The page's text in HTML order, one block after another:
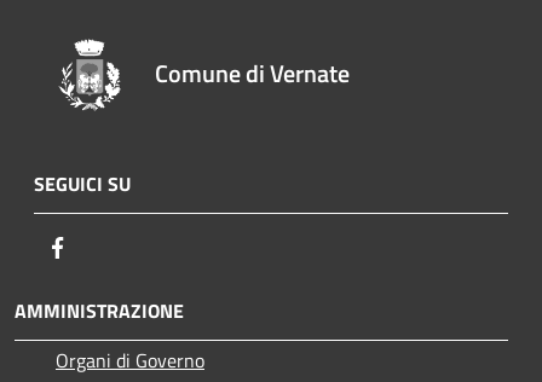
Comune di Vernate
SEGUICI SU
AMMINISTRAZIONE
Organi di Governo